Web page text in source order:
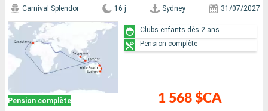
Pension complète
Carnival Splendor 16 j Sydney 31/07/2027
1 568 $CA
Clubs enfants dès 2 ans
Pension complète